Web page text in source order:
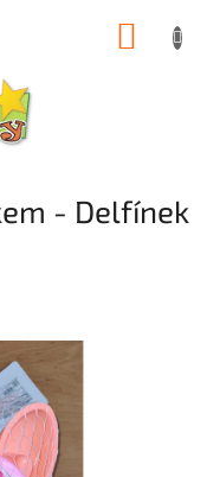
- Delfínek